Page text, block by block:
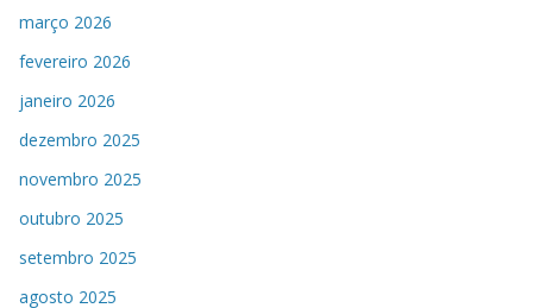
março 2026
fevereiro 2026
janeiro 2026
dezembro 2025
novembro 2025
outubro 2025
setembro 2025
agosto 2025